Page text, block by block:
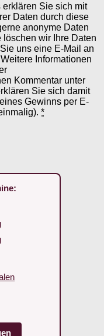
erklären Sie sich mit
Daten durch diese
anonyme Daten
wir Ihre Daten
uns eine E-Mail an
Informationen
Kommentar unter
Sie sich damit
Gewinns per E-
*